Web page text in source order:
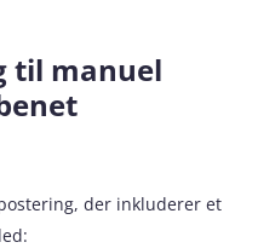
til manuel
der inkluderer et